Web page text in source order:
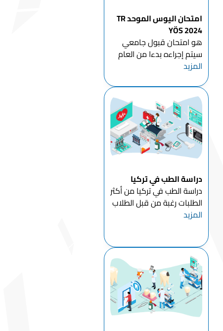
امتحان اليوس الموحد TR
YÖS 2024
هو امتحان قبول جامعي
سيتم إجراءه بدءا من العام
2024 للطلاب الراغبين
للمرحلة الجامعية الأولى
(بكالوريوس - دبلوم)
وستشرف عليه هيئة القياس
والاختيار والتنسيب ÖSYM
التركية . لا يح...
المزيد
دراسة الطب في تركيا
دراسة الطب في تركيا من أكثر
الطلبات رغبة من قبل الطلاب
الدوليين الراغبين باستكمال
شهدته تركيا على جميع
الأصعدة , ومع خطة
الحكومة التركية باستقطاب
ا...
المزيد